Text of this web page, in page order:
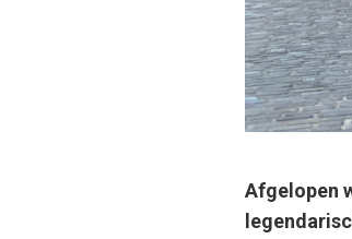
Afgelopen